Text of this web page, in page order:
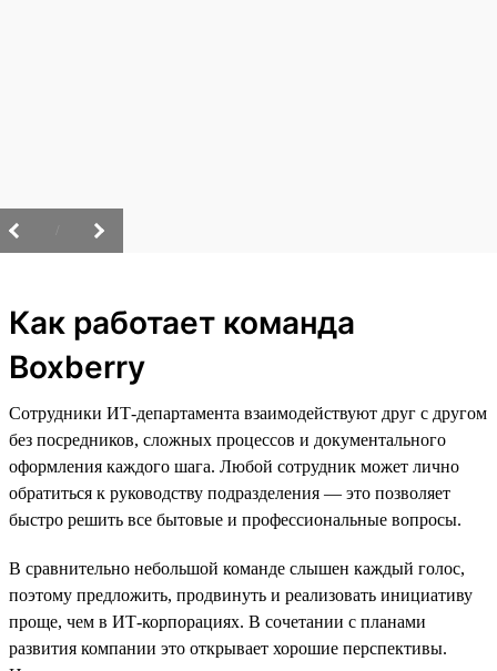
Как работает команда
Boxberry
Сотрудники ИТ-департамента взаимодействуют друг с другом
без посредников, сложных процессов и документального
оформления каждого шага. Любой сотрудник может лично
обратиться к руководству подразделения — это позволяет
быстро решить все бытовые и профессиональные вопросы.
В сравнительно небольшой команде слышен каждый голос,
поэтому предложить, продвинуть и реализовать инициативу
проще, чем в ИТ-корпорациях. В сочетании с планами
развития компании это открывает хорошие перспективы.